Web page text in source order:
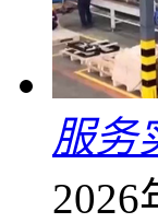
服务
2026